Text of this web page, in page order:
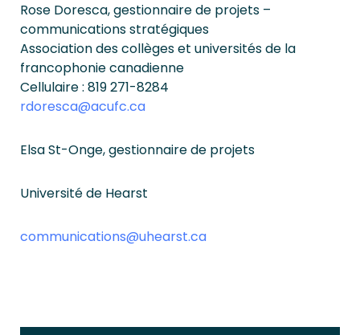
Rose Doresca, gestionnaire de projets –
communications stratégiques
Association des collèges et universités de la
francophonie canadienne
Cellulaire : 819 271-8284
rdoresca@acufc.ca
Elsa St-Onge, gestionnaire de projets
Université de Hearst
communications@uhearst.ca